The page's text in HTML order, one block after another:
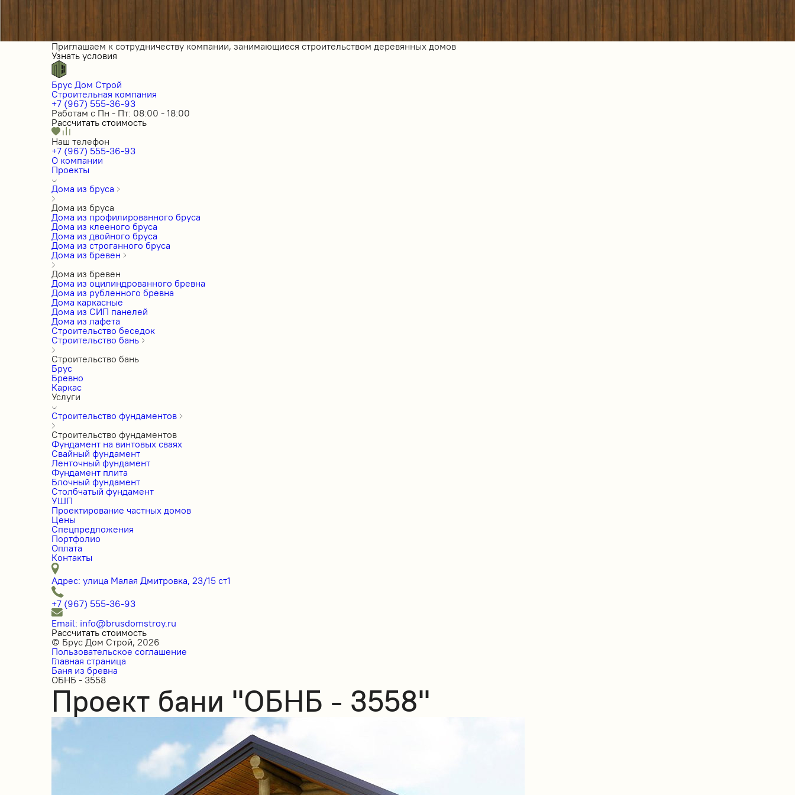
Приглашаем к сотрудничеству компании, занимающиеся строительством деревянных домов
Узнать условия
Брус Дом Строй
Строительная компания
+7 (967) 555-36-93
Работам с Пн - Пт: 08:00 - 18:00
Рассчитать стоимость
Наш телефон
+7 (967) 555-36-93
О компании
Проекты
Дома из бруса
Дома из бруса
Дома из профилированного бруса
Дома из клееного бруса
Дома из двойного бруса
Дома из строганного бруса
Дома из бревен
Дома из бревен
Дома из оцилиндрованного бревна
Дома из рубленного бревна
Дома каркасные
Дома из СИП панелей
Дома из лафета
Строительство беседок
Строительство бань
Строительство бань
Брус
Бревно
Каркас
Услуги
Строительство фундаментов
Строительство фундаментов
Фундамент на винтовых сваях
Свайный фундамент
Ленточный фундамент
Фундамент плита
Блочный фундамент
Столбчатый фундамент
УШП
Проектирование частных домов
Цены
Спецпредложения
Портфолио
Оплата
Контакты
Адрес: улица Малая Дмитровка, 23/15 ст1
+7 (967) 555-36-93
Email: info@brusdomstroy.ru
Рассчитать стоимость
© Брус Дом Строй, 2026
Пользовательское соглашение
Главная страница
Баня из бревна
ОБНБ - 3558
Проект бани "ОБНБ - 3558"